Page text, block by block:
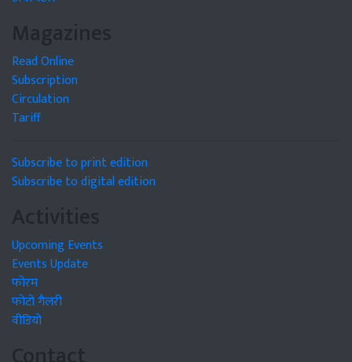
Magazines
Read Online
Subscription
Circulation
Tariff
Subscribe to print edition
Subscribe to digital edition
Activities
Upcoming Events
Events Update
फोरम
फोटो गैलरी
वीडियो